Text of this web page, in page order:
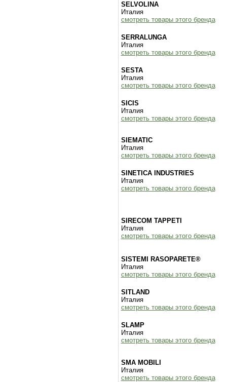
SELVOLINA
Италия
смотреть товары этого бренда
SERRALUNGA
Италия
смотреть товары этого бренда
SESTA
Италия
смотреть товары этого бренда
SICIS
Италия
смотреть товары этого бренда
SIEMATIC
Италия
смотреть товары этого бренда
SINETICA INDUSTRIES
Италия
смотреть товары этого бренда
SIRECOM TAPPETI
Италия
смотреть товары этого бренда
SISTEMI RASOPARETE®
Италия
смотреть товары этого бренда
SITLAND
Италия
смотреть товары этого бренда
SLAMP
Италия
смотреть товары этого бренда
SMA MOBILI
Италия
смотреть товары этого бренда